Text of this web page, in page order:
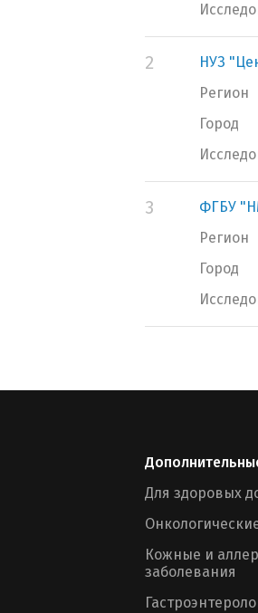
2
НУЗ
Регион
Город
3
ФГБУ
Регион
Город
Для здоровых
Кожные и
заболевания